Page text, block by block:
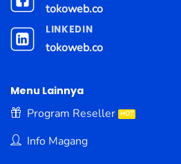
tokoweb.co
LINKEDIN
tokoweb.co
Menu Lainnya
Program Reseller
Info Magang